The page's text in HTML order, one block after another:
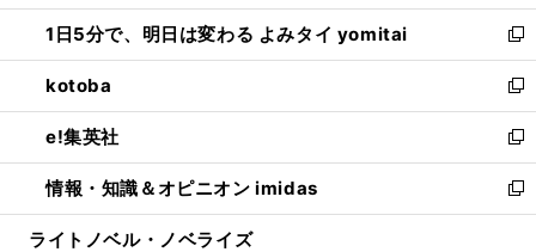
ウ
で
開
く
ン
ド
ウ
で
開
く
ウ
ィ
ン
ド
ウ
で
開
く
し
い
ウ
ィ
ン
ド
ウ
で
開
1日5分で、明日は変わる よみタイ yomitai
新
し
い
ウ
ィ
ン
ド
ウ
kotoba
新
し
い
ウ
ィ
ン
e!集英社
新
し
い
ウ
情報・知識＆オピニオン imidas
新
し
ライトノベル・ノベライズ